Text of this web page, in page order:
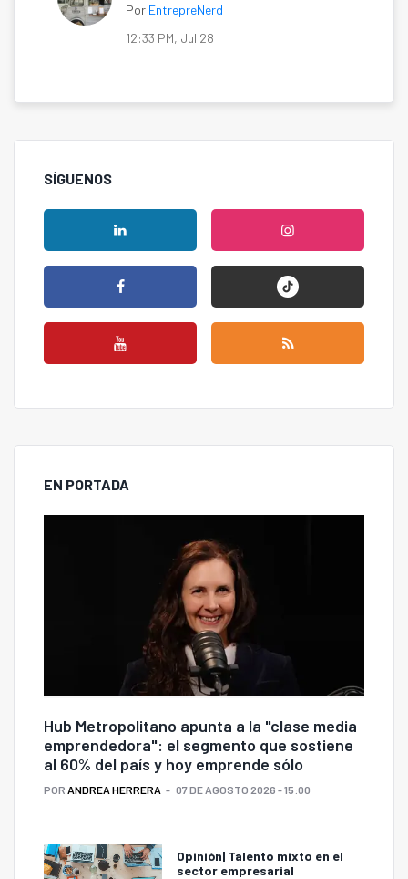
Por EntrepreNerd
12:33 PM, Jul 28
SÍGUENOS
EN PORTADA
Hub Metropolitano apunta a la "clase media
emprendedora": el segmento que sostiene
al 60% del país y hoy emprende sólo
POR ANDREA HERRERA 07 DE AGOSTO 2026 - 15:00
Opinión| Talento mixto en el
sector empresarial